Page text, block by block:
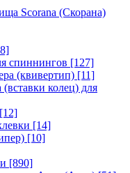
Scorana (Скорана)
спиннингов [127]
(квивертип) [11]
колец) для
[12]
[14]
[10]
[890]